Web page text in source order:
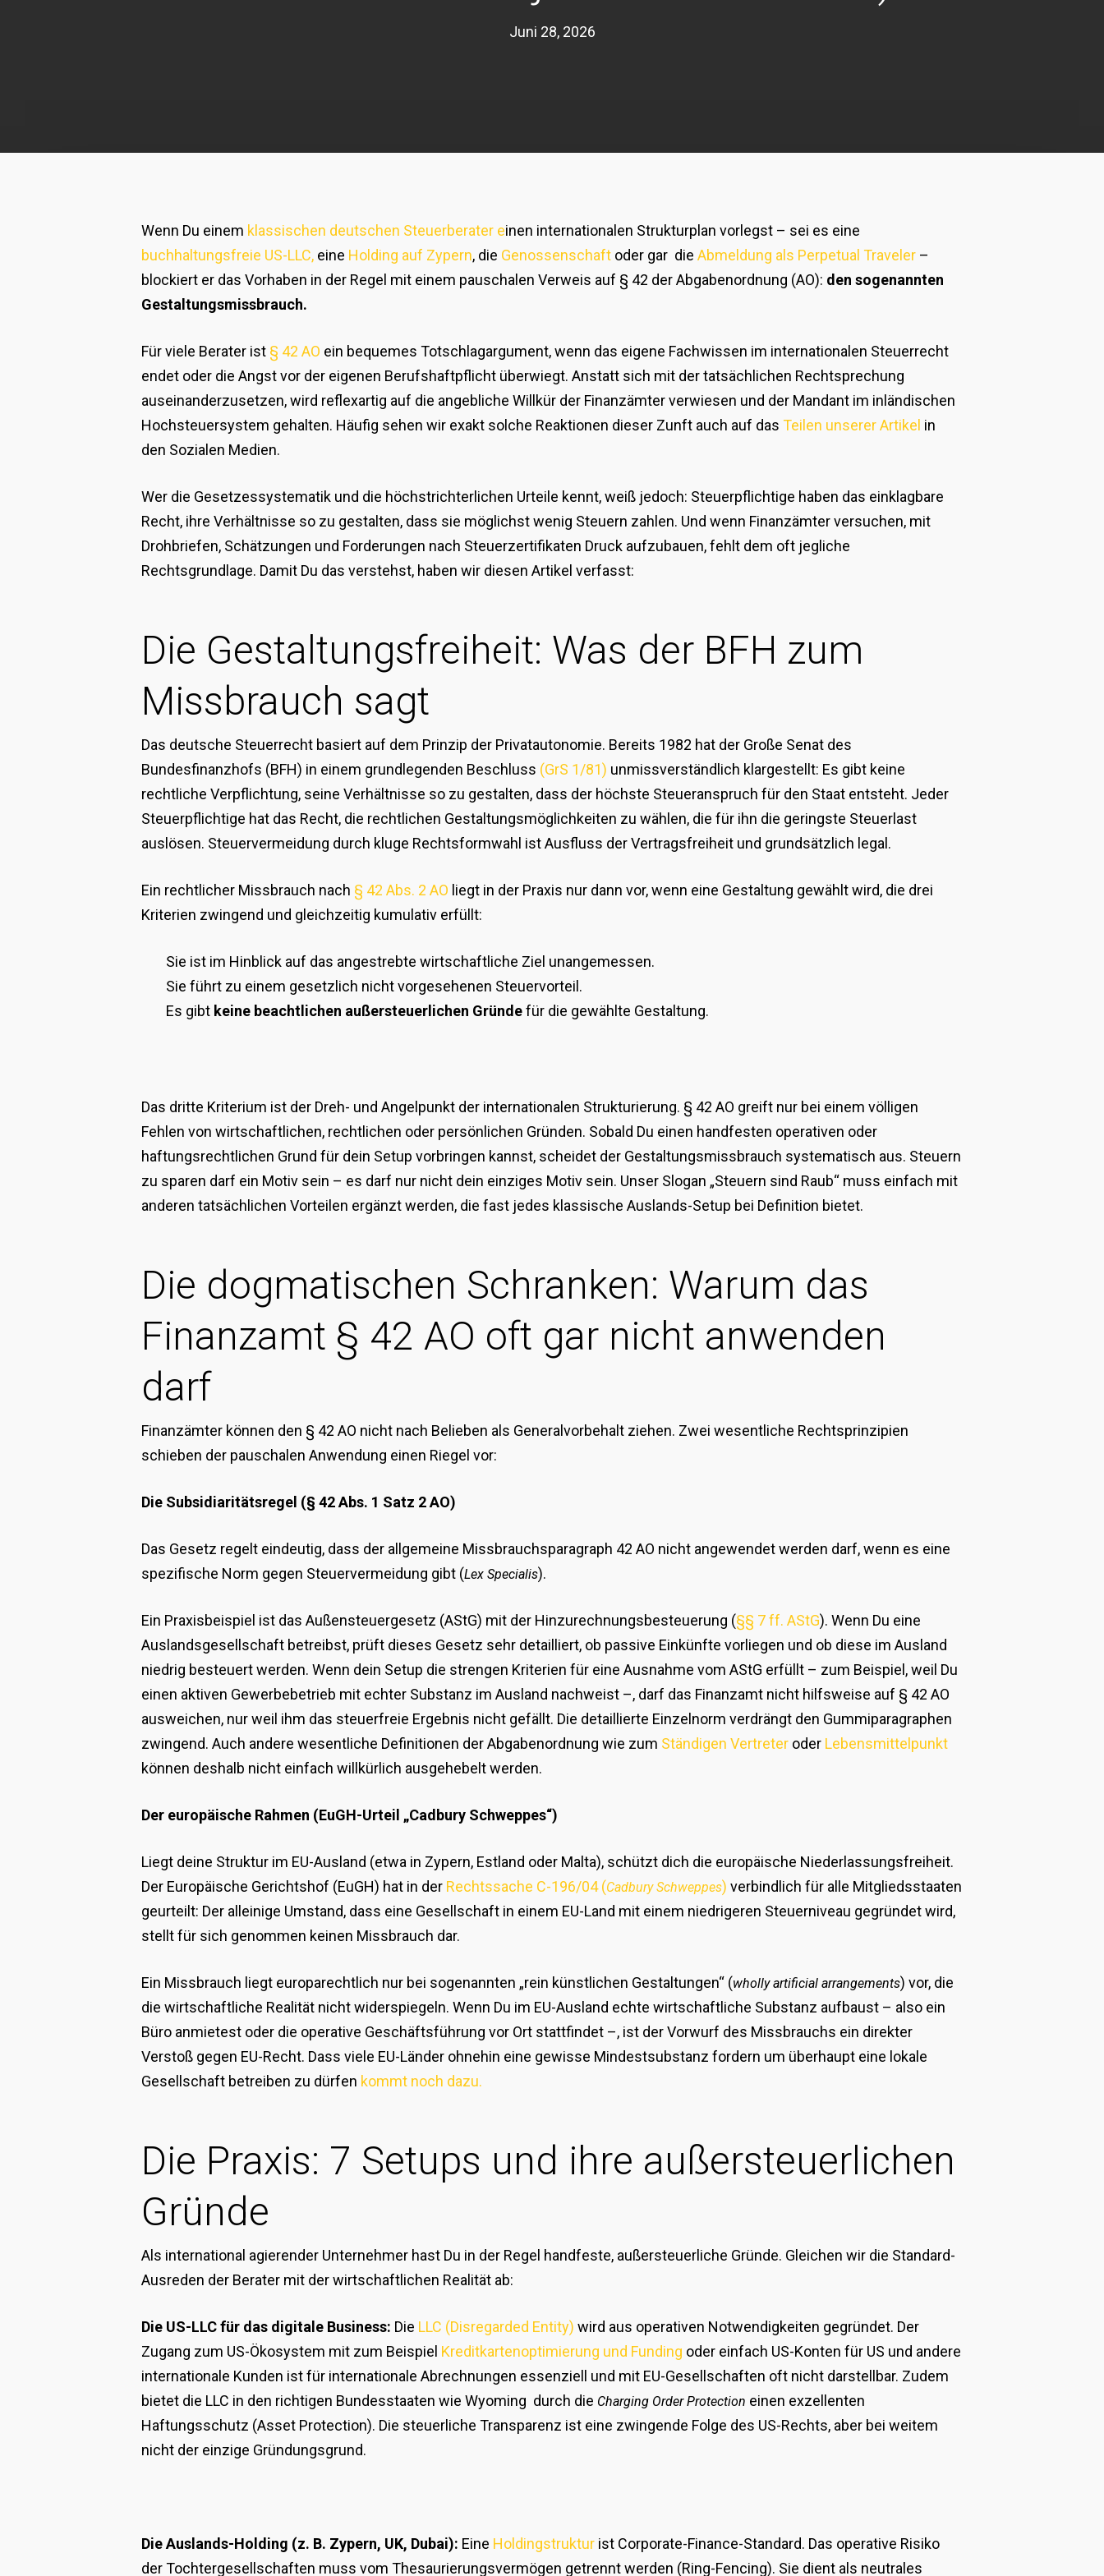
Juni 28, 2026
Wenn Du einem klassischen deutschen Steuerberater einen internationalen Strukturplan vorlegst – sei es eine
buchhaltungsfreie US-LLC, eine Holding auf Zypern, die Genossenschaft oder gar dieAbmeldung als Perpetual Traveler –
blockiert er das Vorhaben in der Regel mit einem pauschalen Verweis auf § 42 der Abgabenordnung (AO): den sogenannten
Gestaltungsmissbrauch.
Für viele Berater ist § 42 AO ein bequemes Totschlagargument, wenn das eigene Fachwissen im internationalen Steuerrecht
endet oder die Angst vor der eigenen Berufshaftpflicht überwiegt. Anstatt sich mit der tatsächlichen Rechtsprechung
auseinanderzusetzen, wird reflexartig auf die angebliche Willkür der Finanzämter verwiesen und der Mandant im inländischen
Hochsteuersystem gehalten. Häufig sehen wir exakt solche Reaktionen dieser Zunft auch auf dasTeilen unserer Artikel in
den Sozialen Medien.
Wer die Gesetzessystematik und die höchstrichterlichen Urteile kennt, weiß jedoch: Steuerpflichtige haben das einklagbare
Recht, ihre Verhältnisse so zu gestalten, dass sie möglichst wenig Steuern zahlen. Und wenn Finanzämter versuchen, mit
Drohbriefen, Schätzungen und Forderungen nach Steuerzertifikaten Druck aufzubauen, fehlt dem oft jegliche
Rechtsgrundlage. Damit Du das verstehst, haben wir diesen Artikel verfasst:
Die Gestaltungsfreiheit: Was der BFH zum
Missbrauch sagt
Das deutsche Steuerrecht basiert auf dem Prinzip der Privatautonomie. Bereits 1982 hat der Große Senat des
Bundesfinanzhofs (BFH) in einem grundlegenden Beschluss (GrS 1/81) unmissverständlich klargestellt: Es gibt keine
rechtliche Verpflichtung, seine Verhältnisse so zu gestalten, dass der höchste Steueranspruch für den Staat entsteht. Jeder
Steuerpflichtige hat das Recht, die rechtlichen Gestaltungsmöglichkeiten zu wählen, die für ihn die geringste Steuerlast
auslösen. Steuervermeidung durch kluge Rechtsformwahl ist Ausfluss der Vertragsfreiheit und grundsätzlich legal.
Ein rechtlicher Missbrauch nach § 42 Abs. 2 AO liegt in der Praxis nur dann vor, wenn eine Gestaltung gewählt wird, die drei
Kriterien zwingend und gleichzeitig kumulativ erfüllt:
Sie ist im Hinblick auf das angestrebte wirtschaftliche Ziel unangemessen.
Sie führt zu einem gesetzlich nicht vorgesehenen Steuervorteil.
Es gibt keine beachtlichen außersteuerlichen Gründefür die gewählte Gestaltung.
Das dritte Kriterium ist der Dreh- und Angelpunkt der internationalen Strukturierung. § 42 AO greift nur bei einem völligen
Fehlen von wirtschaftlichen, rechtlichen oder persönlichen Gründen. Sobald Du einen handfesten operativen oder
haftungsrechtlichen Grund für dein Setup vorbringen kannst, scheidet der Gestaltungsmissbrauch systematisch aus. Steuern
zu sparen darf ein Motiv sein – es darf nur nicht dein einziges Motiv sein. Unser Slogan „Steuern sind Raub“ muss einfach mit
anderen tatsächlichen Vorteilen ergänzt werden, die fast jedes klassische Auslands-Setup bei Definition bietet.
Die dogmatischen Schranken: Warum das
Finanzamt § 42 AO oft gar nicht anwenden
darf
Finanzämter können den § 42 AO nicht nach Belieben als Generalvorbehalt ziehen. Zwei wesentliche Rechtsprinzipien
schieben der pauschalen Anwendung einen Riegel vor:
Die Subsidiaritätsregel (§ 42 Abs. 1 Satz 2 AO)
Das Gesetz regelt eindeutig, dass der allgemeine Missbrauchsparagraph 42 AO nicht angewendet werden darf, wenn es eine
spezifische Norm gegen Steuervermeidung gibt (Lex Specialis).
Ein Praxisbeispiel ist das Außensteuergesetz (AStG) mit der Hinzurechnungsbesteuerung (§§ 7 ff. AStG). Wenn Du eine
Auslandsgesellschaft betreibst, prüft dieses Gesetz sehr detailliert, ob passive Einkünfte vorliegen und ob diese im Ausland
niedrig besteuert werden. Wenn dein Setup die strengen Kriterien für eine Ausnahme vom AStG erfüllt – zum Beispiel, weil Du
einen aktiven Gewerbebetrieb mit echter Substanz im Ausland nachweist –, darf das Finanzamt nicht hilfsweise auf § 42 AO
ausweichen, nur weil ihm das steuerfreie Ergebnis nicht gefällt. Die detaillierte Einzelnorm verdrängt den Gummiparagraphen
zwingend. Auch andere wesentliche Definitionen der Abgabenordnung wie zum Ständigen Vertreter oder Lebensmittelpunkt
können deshalb nicht einfach willkürlich ausgehebelt werden.
Der europäische Rahmen (EuGH-Urteil „Cadbury Schweppes“)
Liegt deine Struktur im EU-Ausland (etwa in Zypern, Estland oder Malta), schützt dich die europäische Niederlassungsfreiheit.
Der Europäische Gerichtshof (EuGH) hat in der Rechtssache C-196/04 (Cadbury Schweppes) verbindlich für alle Mitgliedsstaaten
geurteilt: Der alleinige Umstand, dass eine Gesellschaft in einem EU-Land mit einem niedrigeren Steuerniveau gegründet wird,
stellt für sich genommen keinen Missbrauch dar.
Ein Missbrauch liegt europarechtlich nur bei sogenannten „rein künstlichen Gestaltungen“ (wholly artificial arrangements) vor, die
die wirtschaftliche Realität nicht widerspiegeln. Wenn Du im EU-Ausland echte wirtschaftliche Substanz aufbaust – also ein
Büro anmietest oder die operative Geschäftsführung vor Ort stattfindet –, ist der Vorwurf des Missbrauchs ein direkter
Verstoß gegen EU-Recht. Dass viele EU-Länder ohnehin eine gewisse Mindestsubstanz fordern um überhaupt eine lokale
Gesellschaft betreiben zu dürfen kommt noch dazu.
Die Praxis: 7 Setups und ihre außersteuerlichen
Gründe
Als international agierender Unternehmer hast Du in der Regel handfeste, außersteuerliche Gründe. Gleichen wir die Standard-
Ausreden der Berater mit der wirtschaftlichen Realität ab:
Die US-LLC für das digitale Business: Die LLC (Disregarded Entity) wird aus operativen Notwendigkeiten gegründet. Der
Zugang zum US-Ökosystem mit zum Beispiel Kreditkartenoptimierung und Funding oder einfach US-Konten für US und andere
internationale Kunden ist für internationale Abrechnungen essenziell und mit EU-Gesellschaften oft nicht darstellbar. Zudem
bietet die LLC in den richtigen Bundesstaaten wie Wyoming durch die Charging Order Protection einen exzellenten
Haftungsschutz (Asset Protection). Die steuerliche Transparenz ist eine zwingende Folge des US-Rechts, aber bei weitem
nicht der einzige Gründungsgrund.
Die Auslands-Holding (z. B. Zypern, UK, Dubai): Eine Holdingstruktur ist Corporate-Finance-Standard. Das operative Risiko
der Tochtergesellschaften muss vom Thesaurierungsvermögen getrennt werden (Ring-Fencing). Sie dient als neutrales